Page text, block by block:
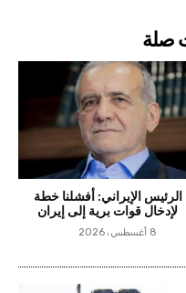
صلة
الرئيس الإيراني: أفشلنا خطة
لإدخال قوات برية إلى إيران
8 أغسطس، 2026